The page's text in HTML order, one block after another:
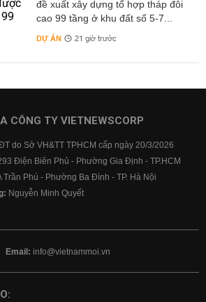
đề xuất xây dựng tổ hợp tháp đôi
cao 99 tầng ở khu đất số 5-7...
DỰ ÁN 21 giờ trước
CÔNG TY VIETNEWSCORP
do Sở VH&TT TPHCM cấp ngày 20/3/2026
Điện Biên Phủ - Phường Gia Định - TP.HCM
Trần Phú - Phường Ba Đình - TP. Hà Nội
Nguyễn Minh Quyết
Email: info@vietnammoi.vn